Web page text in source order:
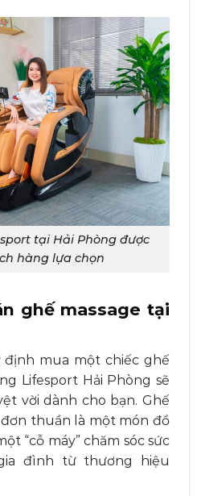
tại Hải Phòng được
hàng lựa chọn
ghế massage tại
định mua một chiếc ghế
Lifesport Hải Phòng sẽ
vời dành cho bạn. Ghế
thuần là một món đồ
“cỗ máy” chăm sóc sức
đình từ thương hiệu